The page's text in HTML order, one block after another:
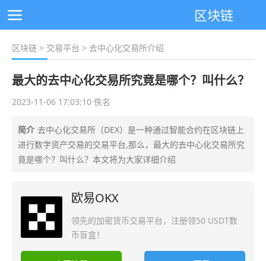
区块链
区块链 > 交易平台 > 去中心化交易所介绍
最大的去中心化交易所究竟是哪个？叫什么？
2023-11-06 17:03:10 佚名
简介 去中心化交易所（DEX）是一种通过智能合约在区块链上
进行数字资产交易的交易平台,那么，最大的去中心化交易所究
竟是哪个？叫什么？本文将为大家详细介绍
欧易OKX
领先的加密货币交易平台，注册领50 USDT数
币盲盒！